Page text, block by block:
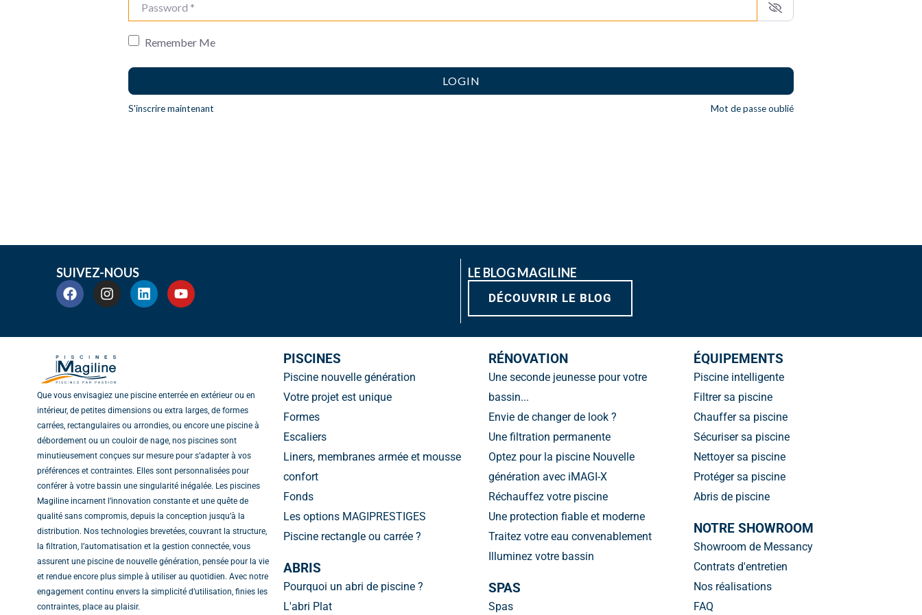
Password
Remember Me
LOGIN
S'inscrire maintenant Mot de passe oublié
SUIVEZ-NOUS
F
a
b
o
o
k
I
n
a
g
r
a
m
L
i
e
Y
o
u
LE BLOG MAGILINE
DÉCOUVRIR LE BLOG
Que vous envisagiez une piscine enterrée en extérieur ou en
intérieur, de petites dimensions ou extra larges, de formes
carrées, rectangulaires ou arrondies, ou encore une piscine à
débordement ou un couloir de nage, nos piscines sont
minutieusement conçues sur mesure pour s’adapter à vos
préférences et contraintes. Elles sont personnalisées pour
conférer à votre bassin une singularité inégalée. Les piscines
Magiline incarnent l’innovation constante et une quête de
qualité sans compromis, depuis la conception jusqu’à la
distribution. Nos technologies brevetées, couvrant la structure,
la filtration, l’automatisation et la gestion connectée, vous
assurent une piscine de nouvelle génération, pensée pour la vie
et rendue encore plus simple à utiliser au quotidien. Avec notre
engagement continu envers la simplicité d’utilisation, finies les
contraintes, place au plaisir.
PISCINES
Piscine nouvelle génération
Votre projet est unique
Formes
Escaliers
Liners, membranes armée et mousse
confort
Fonds
Les options MAGIPRESTIGES
Piscine rectangle ou carrée ?
ABRIS
Pourquoi un abri de piscine ?
L'abri Plat
RÉNOVATION
Une seconde jeunesse pour votre
bassin...
Envie de changer de look ?
Une filtration permanente
Optez pour la piscine Nouvelle
génération avec iMAGI-X
Réchauffez votre piscine
Une protection fiable et moderne
Traitez votre eau convenablement
Illuminez votre bassin
SPAS
Spas
ÉQUIPEMENTS
Piscine intelligente
Filtrer sa piscine
Chauffer sa piscine
Sécuriser sa piscine
Nettoyer sa piscine
Protéger sa piscine
Abris de piscine
NOTRE SHOWROOM
Showroom de Messancy
Contrats d'entretien
Nos réalisations
FAQ